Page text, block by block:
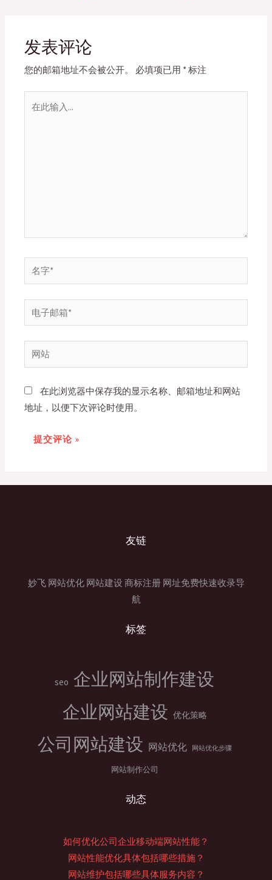
发表评论
您的邮箱地址不会被公开。 必填项已用 *标注
字
*
子
邮
箱
网
站
在此浏览器中保存我的显示名称、邮箱地址和网站
地址，以便下次评论时使用。
友链
妙飞 网站优化 网站建设 商标注册 网址免费快速收录导
航
标签
seo 企业网站制作建设
企业网站建设 优化策略
公司网站建设 网站优化 网站优化步骤
网站制作公司
动态
如何优化公司企业移动端网站性能？
网站性能优化具体包括哪些措施？
网站维护包括哪些具体服务内容？